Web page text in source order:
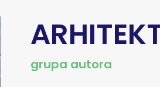
grupa autora